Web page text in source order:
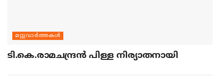
മറ്റുവാര്‍ത്തകള്‍
ടി.കെ.രാമചന്ദ്രന്‍ പിള്ള നിര്യാതനായി